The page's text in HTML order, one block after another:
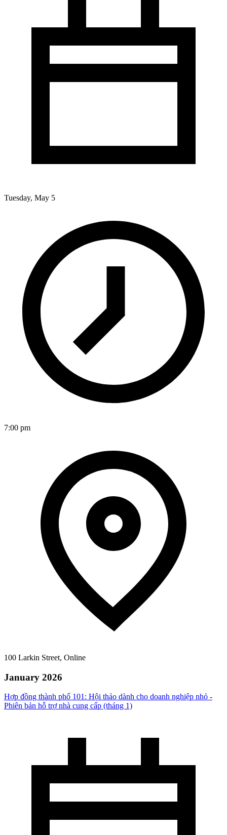
Tuesday, May 5
7:00 pm
100 Larkin Street, Online
January 2026
Hợp đồng thành phố 101: Hội thảo dành cho doanh nghiệp nhỏ -
Phiên bản hỗ trợ nhà cung cấp (tháng 1)